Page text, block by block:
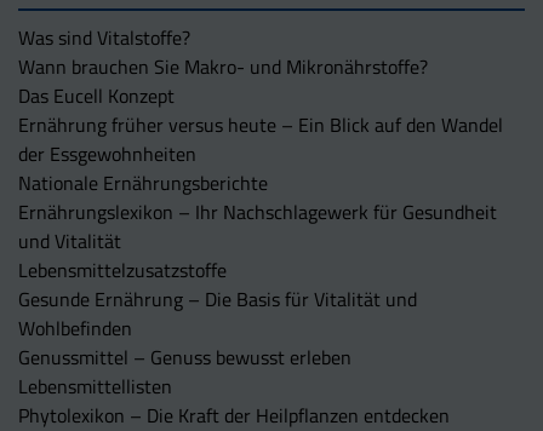
Was sind Vitalstoffe?
Wann brauchen Sie Makro- und Mikronährstoffe?
Das Eucell Konzept
Ernährung früher versus heute – Ein Blick auf den Wandel
der Essgewohnheiten
Nationale Ernährungsberichte
Ernährungslexikon – Ihr Nachschlagewerk für Gesundheit
und Vitalität
Lebensmittelzusatzstoffe
Gesunde Ernährung – Die Basis für Vitalität und
Wohlbefinden
Genussmittel – Genuss bewusst erleben
Lebensmittellisten
Phytolexikon – Die Kraft der Heilpflanzen entdecken